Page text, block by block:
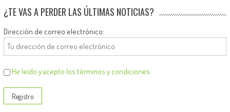
¿TE VAS A PERDER LAS ÚLTIMAS NOTICIAS?
Dirección de correo electrónico:
He leído y acepto los términos y condiciones